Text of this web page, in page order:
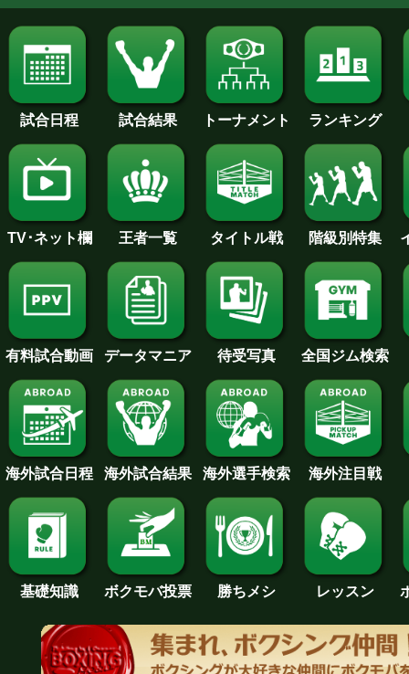
試合日程 試合結果 トーナメント ランキング
TV･ネット欄 王者一覧 タイトル戦 階級別特集
有料試合動画 データマニア 待受写真 全国ジム検索
海外試合日程 海外試合結果 海外選手検索 海外注目戦
基礎知識 ボクモバ投票 勝ちメシ レッスン